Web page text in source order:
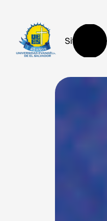
Sitio oficial